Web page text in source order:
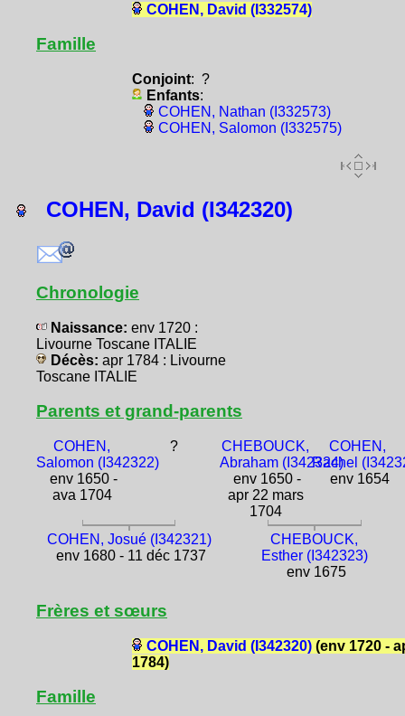
COHEN, David (I332574)
Famille
Conjoint: ?
Enfants:
COHEN, Nathan (I332573)
COHEN, Salomon (I332575)
COHEN, David (I342320)
Chronologie
Naissance: env 1720 :
Livourne Toscane ITALIE
Décès: apr 1784 : Livourne
Toscane ITALIE
Parents et grand-parents
COHEN,
Salomon (I342322)
env 1650 -
ava 1704
?
CHEBOUCK,
Abraham (I342324)
env 1650 -
apr 22 mars
1704
COHEN,
Rachel
env 1654
COHEN, Josué (I342321)
env 1680 - 11 déc 1737
CHEBOUCK,
Esther (I342323)
env 1675
Frères et sœurs
COHEN, David (I342320)(env 1720 -
1784)
Famille